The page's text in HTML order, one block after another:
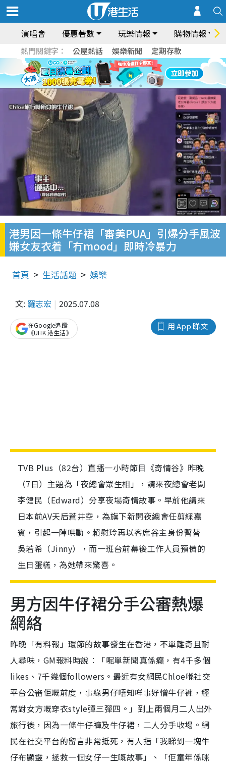
演唱會 優惠著數 玩樂情報 購物情報
熱門關鍵字： 公屋熱話 娛樂新聞 定期存款
港男因一條牛仔裙「審美PUA」引爆分手風波
嫌女友衣着「冇mood」即時冷暴力
首頁 生活話題 娛樂
文: 羅志宏 2025.07.08
用 App 睇文
在Google追蹤
《UHK 港生活》
TVB Plus（82台）直播一小時節目《奇情谷》昨晚
（7日）主題為「夜總會眾生相」，請來夜總會老闆
李健民（Edward）分享夜場奇情故事。早前他請來
日本前AV天后蒼井空，為旗下新開夜總會任剪綵嘉
賓，引起一陣哄動。賴慰玲再以客席谷主身份暫替
吳若希（Jinny），而一班台前幕後工作人員預備的
生日蛋糕，為她帶來驚喜。
男方因牛仔裙分手公審熱爆
網絡
昨晚「有料報」環節的故事發生在香港，不單離奇且耐
人尋味，GM報料時說︰「呢單新聞真係癲，有4千多個
likes、7千幾個followers。最近有女網民Chloe喺社交
平台公審佢嘅前度，事緣男仔唔知咩事好憎牛仔褲，經
常對女方嘅穿衣style彈三彈四。」到上兩個月二人出外
旅行後，因為一條牛仔褲及牛仔裙，二人分手收場。網
民在社交平台的留言非常抵死，有人指「我睇到一塊牛
仔布顯靈，拯救一個女仔一生嘅故事」、「佢童年係咪